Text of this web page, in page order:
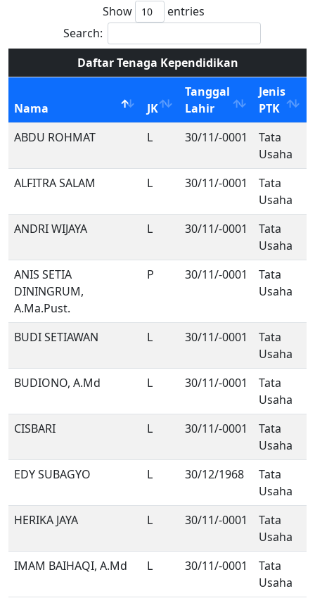
Show
entries
Search:
Daftar Tenaga Kependidikan
Nama JK
Tanggal
Lahir
Jenis
PTK
ABDU ROHMAT
L 30/11/-0001
Tata
Usaha
ALFITRA SALAM
L 30/11/-0001
Tata
Usaha
ANDRI WIJAYA
L 30/11/-0001
Tata
Usaha
ANIS SETIA
DININGRUM,
A.Ma.Pust.
P 30/11/-0001
Tata
Usaha
BUDI SETIAWAN L 30/11/-0001
Tata
Usaha
BUDIONO, A.Md
L 30/11/-0001
Tata
Usaha
CISBARI
L 30/11/-0001
Tata
Usaha
EDY SUBAGYO
L 30/12/1968
Tata
Usaha
HERIKA JAYA
L 30/11/-0001
Tata
Usaha
IMAM BAIHAQI, A.Md
L 30/11/-0001
Tata
Usaha